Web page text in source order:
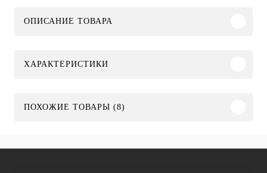
ОПИСАНИЕ ТОВАРА
ХАРАКТЕРИСТИКИ
ПОХОЖИЕ ТОВАРЫ (8)